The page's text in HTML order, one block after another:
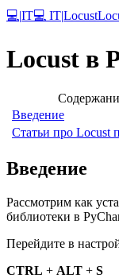
💻|IT💻 IT|Locust
Locust в
Введение
Статьи про Locust
Введение
Рассмотрим как
библиотеки в
Перейдите в
CTRL + ALT + S